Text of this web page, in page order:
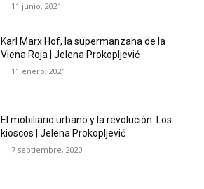
11 junio, 2021
Karl Marx Hof, la supermanzana de la
Viena Roja | Jelena Prokopljević
11 enero, 2021
El mobiliario urbano y la revolución. Los
kioscos | Jelena Prokopljević
7 septiembre, 2020